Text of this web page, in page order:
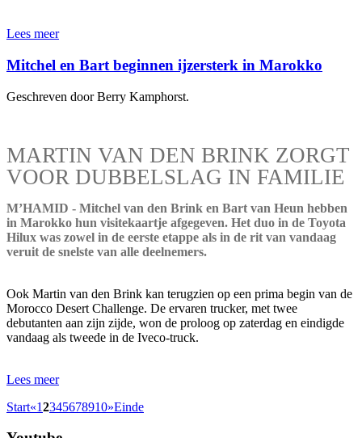
Lees meer
Mitchel en Bart beginnen ijzersterk in Marokko
Geschreven door Berry Kamphorst.
MARTIN VAN DEN BRINK ZORGT
VOOR DUBBELSLAG IN FAMILIE
M’HAMID - Mitchel van den Brink en Bart van Heun hebben
in Marokko hun visitekaartje afgegeven. Het duo in de Toyota
Hilux was zowel in de eerste etappe als in de rit van vandaag
veruit de snelste van alle deelnemers.
Ook Martin van den Brink kan terugzien op een prima begin van de
Morocco Desert Challenge. De ervaren trucker, met twee
debutanten aan zijn zijde, won de proloog op zaterdag en eindigde
vandaag als tweede in de Iveco-truck.
Lees meer
Start«12345678910»Einde